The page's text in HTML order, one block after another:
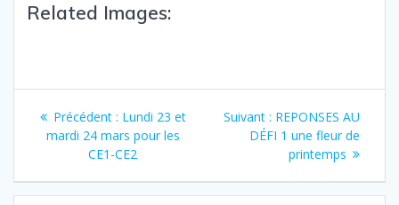
Related Images:
Précédent : Lundi 23 et
mardi 24 mars pour les
CE1-CE2
Suivant : REPONSES AU
DÉFI 1 une fleur de
printemps